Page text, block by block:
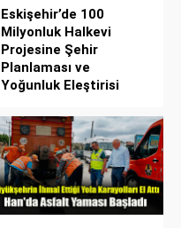
Eskişehir’de 100
Milyonluk Halkevi
Projesine Şehir
Planlaması ve
Yoğunluk Eleştirisi